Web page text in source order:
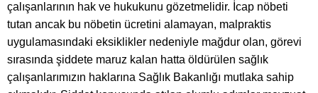
çalışanlarının hak ve hukukunu gözetmelidir. İcap nöbeti
tutan ancak bu nöbetin ücretini alamayan, malpraktis
uygulamasındaki eksiklikler nedeniyle mağdur olan, görevi
sırasında şiddete maruz kalan hatta öldürülen sağlık
çalışanlarımızın haklarına Sağlık Bakanlığı mutlaka sahip